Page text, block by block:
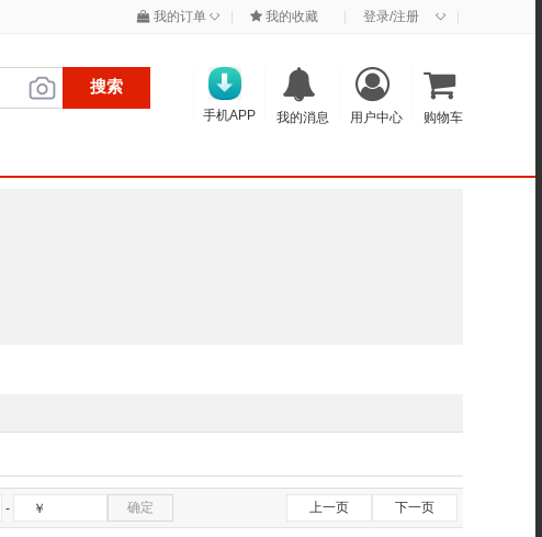
我的订单 ◇ 我的收藏 登录/注册 ◇
搜索
购物车
用户中心
我的消息
手机APP
￥
- 确定 上一页 下一页